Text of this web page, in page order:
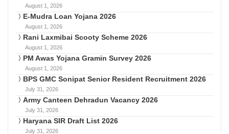
August 1, 2026
E-Mudra Loan Yojana 2026
August 1, 2026
Rani Laxmibai Scooty Scheme 2026
August 1, 2026
PM Awas Yojana Gramin Survey 2026
August 1, 2026
BPS GMC Sonipat Senior Resident Recruitment 2026
July 31, 2026
Army Canteen Dehradun Vacancy 2026
July 31, 2026
Haryana SIR Draft List 2026
July 31, 2026